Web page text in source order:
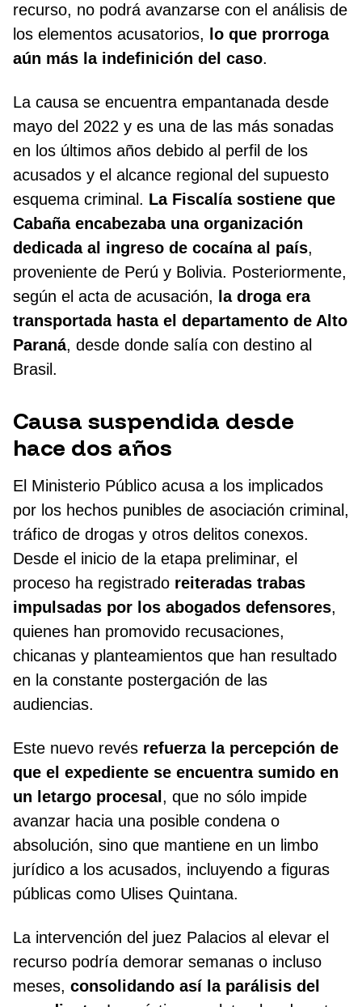
recurso, no podrá avanzarse con el análisis de
los elementos acusatorios,
lo que prorroga
aún más la indefinición del caso.
La causa se encuentra empantanada desde
mayo del 2022 y es una de las más sonadas
en los últimos años debido al perfil de los
acusados y el alcance regional del supuesto
esquema criminal. La Fiscalía sostiene que
Cabaña encabezaba una organización
dedicada al ingreso de cocaína al país,
proveniente de Perú y Bolivia. Posteriormente,
según el acta de acusación,
la droga era
transportada hasta el departamento de Alto
Paraná, desde donde salía con destino al
Brasil.
Causa suspendida desde
hace dos años
El Ministerio Público acusa a los implicados
por los hechos punibles de asociación criminal,
tráfico de drogas y otros delitos conexos.
Desde el inicio de la etapa preliminar, el
proceso ha registrado reiteradas trabas
impulsadas por los abogados defensores,
quienes han promovido recusaciones,
chicanas y planteamientos que han resultado
en la constante postergación de las
audiencias.
Este nuevo revés refuerza la percepción de
que el expediente se encuentra sumido en
un letargo procesal , que no sólo impide
avanzar hacia una posible condena o
absolución, sino que mantiene en un limbo
jurídico a los acusados, incluyendo a figuras
públicas como Ulises Quintana.
La intervención del juez Palacios al elevar el
recurso podría demorar semanas o incluso
meses, consolidando así la parálisis del